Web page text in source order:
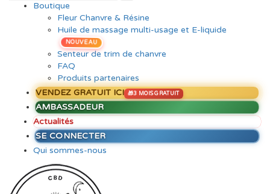
Boutique
Fleur Chanvre & Résine
Huile de massage multi-usage et E-liquide
NOUVEAU
Senteur de trim de chanvre
FAQ
Produits partenaires
VENDEZ GRATUIT ICI
AMBASSADEUR
Actualités
SE CONNECTER
Qui sommes-nous